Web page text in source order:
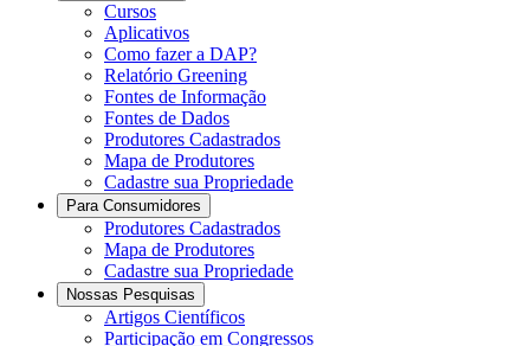
Cursos
Aplicativos
Como fazer a DAP?
Relatório Greening
Fontes de Informação
Fontes de Dados
Produtores Cadastrados
Mapa de Produtores
Cadastre sua Propriedade
Para Consumidores
Produtores Cadastrados
Mapa de Produtores
Cadastre sua Propriedade
Nossas Pesquisas
Artigos Científicos
Participação em Congressos